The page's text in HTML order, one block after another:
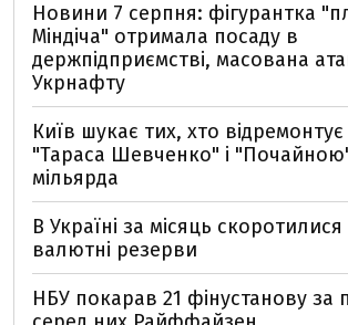
Новини 7 серпня: фігурантка
Міндіча" отримала посаду в
держпідприємстві, масована
Укрнафту
Київ шукає тих, хто
"Тараса Шевченко" і
мільярда
В Україні за місяць
валютні резерви
НБУ покарав 21 фінустанову за